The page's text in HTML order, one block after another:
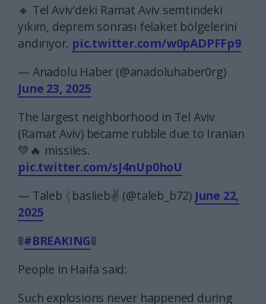
🔸 Tel Aviv’deki Ramat Aviv semtindeki
yıkım, deprem sonrası felaket bölgelerini
andırıyor. pic.twitter.com/w0pADPFFp9
— Anadolu Haber (@anadoluhaber0rg)
June 23, 2025
The largest neighborhood in Tel Aviv
(Ramat Aviv) became rubble due to Iranian
💚🔥 missiles.
pic.twitter.com/sJ4nUp0hoU
— Taleb 𓂆 baslieb✌️ (@taleb_b72) June 22,
2025
🚦#BREAKING🚦
People in Haifa said:
Such explosions never happened during